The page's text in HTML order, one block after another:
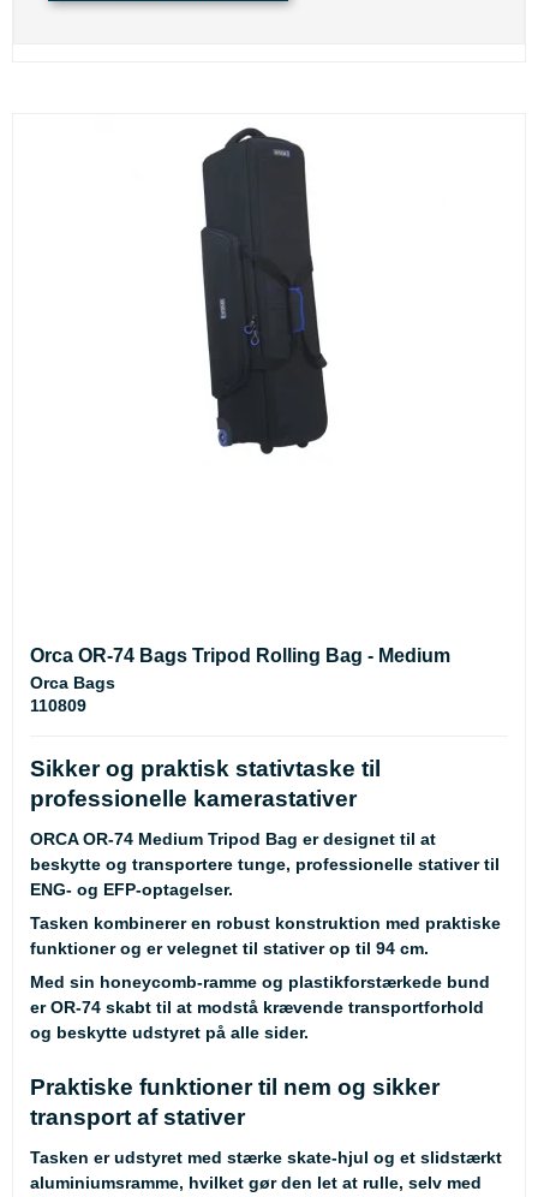
Orca OR-74 Bags Tripod Rolling Bag - Medium
Orca Bags
110809
Sikker og praktisk stativtaske til
professionelle kamerastativer
ORCA OR-74 Medium Tripod Bag er designet til at
beskytte og transportere tunge, professionelle stativer til
ENG- og EFP-optagelser.
Tasken kombinerer en robust konstruktion med praktiske
funktioner og er velegnet til stativer op til 94 cm.
Med sin honeycomb-ramme og plastikforstærkede bund
er OR-74 skabt til at modstå krævende transportforhold
og beskytte udstyret på alle sider.
Praktiske funktioner til nem og sikker
transport af stativer
Tasken er udstyret med stærke skate-hjul og et slidstærkt
aluminiumsramme, hvilket gør den let at rulle, selv med